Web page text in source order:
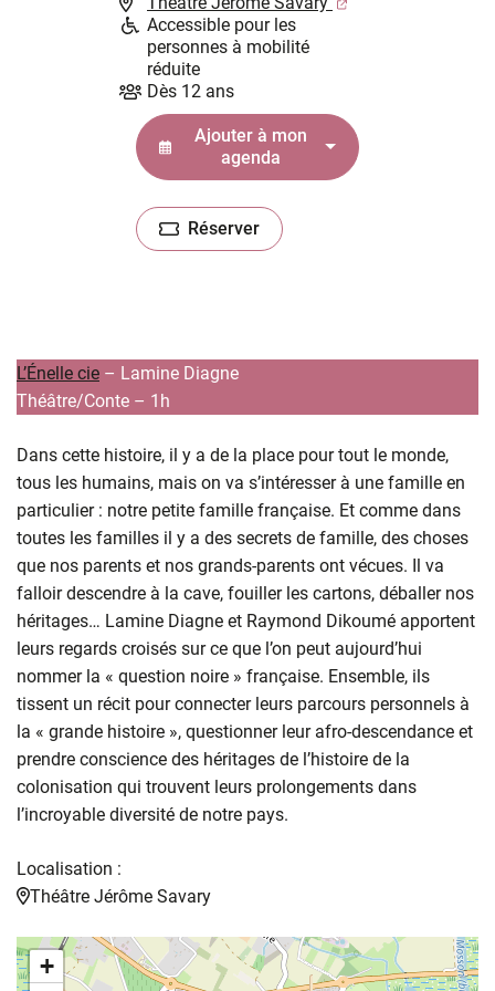
Accessible pour les
personnes à mobilité
réduite
Dès 12 ans
Ajouter à mon
agenda
Réserver
(ouverture dans un nouvel onglet)
L’Énelle cie – Lamine Diagne
Théâtre/Conte – 1h
Dans cette histoire, il y a de la place pour tout le monde,
tous les humains, mais on va s’intéresser à une famille en
particulier : notre petite famille française. Et comme dans
toutes les familles il y a des secrets de famille, des choses
que nos parents et nos grands-parents ont vécues. Il va
falloir descendre à la cave, fouiller les cartons, déballer nos
héritages… Lamine Diagne et Raymond Dikoumé apportent
leurs regards croisés sur ce que l’on peut aujourd’hui
nommer la « question noire » française. Ensemble, ils
tissent un récit pour connecter leurs parcours personnels à
la « grande histoire », questionner leur afro-descendance et
prendre conscience des héritages de l’histoire de la
colonisation qui trouvent leurs prolongements dans
l’incroyable diversité de notre pays.
Localisation :
Théâtre Jérôme Savary
+